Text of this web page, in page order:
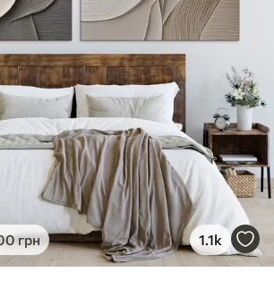
грн 1.1k